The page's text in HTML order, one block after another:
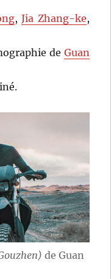
,Jia Zhang-ke,
de Guan
de Guan